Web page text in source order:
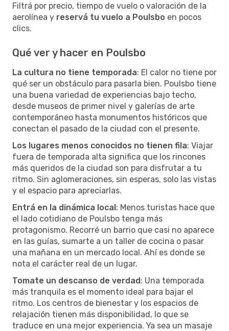
Filtrá por precio, tiempo de vuelo o valoración de la
aerolínea y reservá tu vuelo a Poulsbo en pocos
clics.
Qué ver y hacer en Poulsbo
La cultura no tiene temporada: El calor no tiene por
qué ser un obstáculo para pasarla bien. Poulsbo tiene
una buena variedad de experiencias bajo techo,
desde museos de primer nivel y galerías de arte
contemporáneo hasta monumentos históricos que
conectan el pasado de la ciudad con el presente.
Los lugares menos conocidos no tienen fila: Viajar
fuera de temporada alta significa que los rincones
más queridos de la ciudad son para disfrutar a tu
ritmo. Sin aglomeraciones, sin esperas, solo las vistas
y el espacio para apreciarlas.
Entrá en la dinámica local: Menos turistas hace que
el lado cotidiano de Poulsbo tenga más
protagonismo. Recorré un barrio que casi no aparece
en las guías, sumarte a un taller de cocina o pasar
una mañana en un mercado local. Ahí es donde se
nota el carácter real de un lugar.
Tomate un descanso de verdad: Una temporada
más tranquila es el momento ideal para bajar el
ritmo. Los centros de bienestar y los espacios de
relajación tienen más disponibilidad, lo que se
traduce en una mejor experiencia. Ya sea un masaje